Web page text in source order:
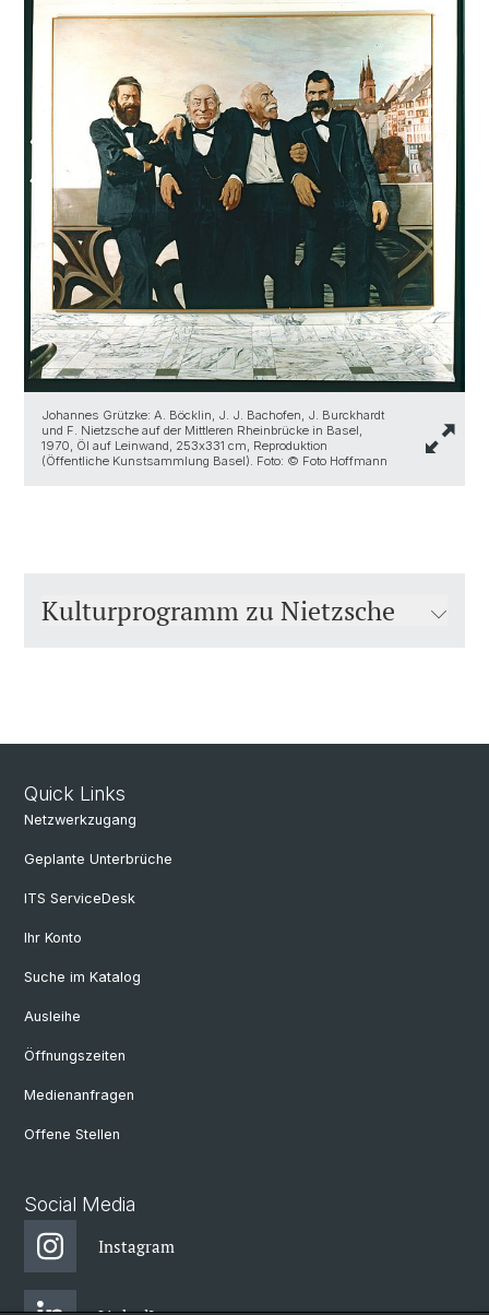
Johannes Grützke: A. Böcklin, J. J. Bachofen, J. Burckhardt
und F. Nietzsche auf der Mittleren Rheinbrücke in Basel,
1970, Öl auf Leinwand, 253x331 cm, Reproduktion
(Öffentliche Kunstsammlung Basel). Foto: © Foto Hoffmann
Kulturprogramm zu Nietzsche
Quick Links
Netzwerkzugang
Geplante Unterbrüche
ITS ServiceDesk
Ihr Konto
Suche im Katalog
Ausleihe
Öffnungszeiten
Medienanfragen
Offene Stellen
Social Media
Instagram